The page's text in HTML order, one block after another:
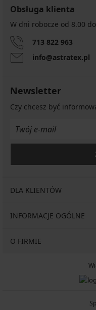
Obsługa klienta
W dni robocze od 8.00
713 822 963
info@astratex.pl
Newsletter
Czy chcesz być
DLA KLIENTÓW
INFORMACJE OGÓLNE
O FIRMIE